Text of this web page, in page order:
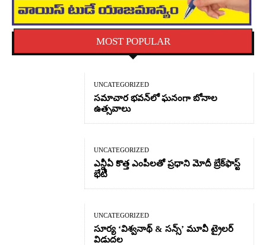
MOST POPULAR
UNCATEGORIZED
సమాచార భవన్‌లో ఘనంగా బోనాల
ఉత్సవాలు
UNCATEGORIZED
ఎన్డీఏ కొత్త ఎంపీలతో ప్రధాని మోదీ బ్రేక్‌ఫాస్ట్
భేటీ
UNCATEGORIZED
సూర్య ‘విశ్వనాథ్ & సన్స్’ మూవీ ట్రైలర్
విడుదల